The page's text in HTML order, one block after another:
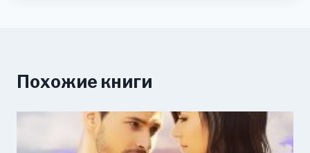
Похожие книги